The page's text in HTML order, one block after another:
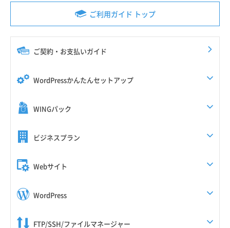
ご利用ガイド トップ
ご契約・お支払いガイド
WordPressかんたんセットアップ
WINGパック
ビジネスプラン
Webサイト
WordPress
FTP/SSH/ファイルマネージャー